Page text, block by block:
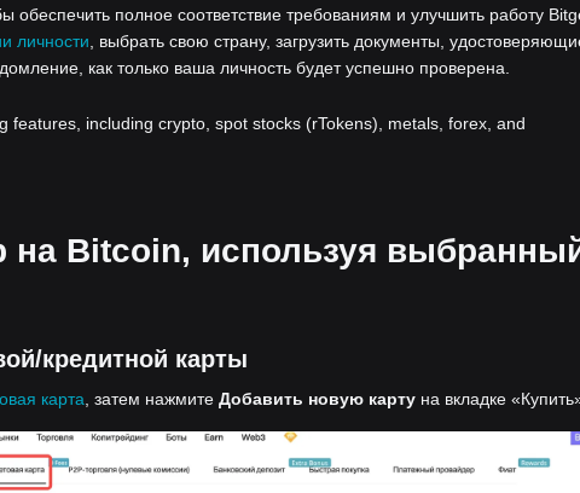
полное соответствие требованиям и улучшить работу
личности , выбрать свою страну, загрузить документы,
как только ваша личность будет успешно проверена.
including crypto, spot stocks (rTokens), metals, forex, and
на Bitcoin, используя
кредитной карты
карта , затем нажмите Добавить новую карту на вкладке